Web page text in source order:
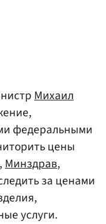
Михаил
федеральными
цены
Минздрав,
за ценами
услуги.